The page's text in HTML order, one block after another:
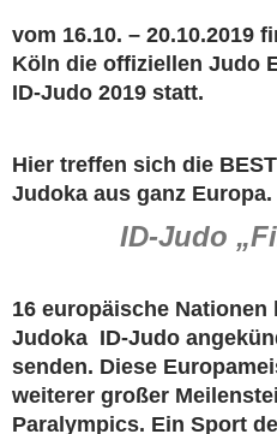
vom 16.10. – 20.10.2019
Köln die offiziellen Judo
ID-Judo 2019 statt.
Hier treffen sich die
Judoka aus ganz Europa.
ID-Judo
16 europäische Nationen
Judoka ID-Judo
senden. Diese
weiterer großer
Paralympics. Ein Sport